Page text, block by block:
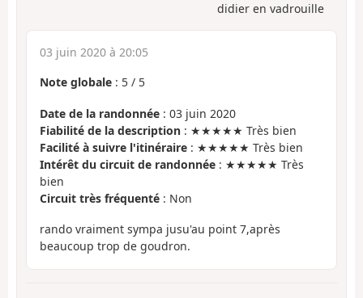
didier en vadrouille
03 juin 2020 à 20:05
Note globale : 5 / 5
Date de la randonnée : 03 juin 2020
Fiabilité de la description : ★★★★★ Très bien
Facilité à suivre l'itinéraire : ★★★★★ Très bien
Intérêt du circuit de randonnée : ★★★★★ Très
bien
Circuit très fréquenté : Non
rando vraiment sympa jusu'au point 7,après
beaucoup trop de goudron.